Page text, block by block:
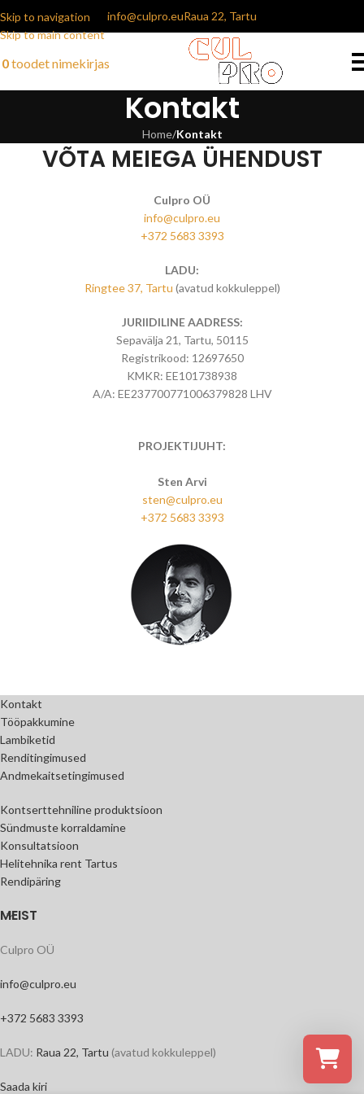
Skip to navigation
Skip to main content
info@culpro.euRaua 22, Tartu
0toodetnimekirjas
Kontakt
Home/Kontakt
VÕTA MEIEGA ÜHENDUST
Culpro OÜ
info@culpro.eu
+372 5683 3393
LADU:
Ringtee 37, Tartu (avatud kokkuleppel)
JURIIDILINE AADRESS:
Sepavälja 21, Tartu, 50115
Registrikood: 12697650
KMKR: EE101738938
A/A: EE237700771006379828 LHV
PROJEKTIJUHT:
Sten Arvi
sten@culpro.eu
+372 5683 3393
Kontakt
Tööpakkumine
Lambiketid
Renditingimused
Andmekaitsetingimused
Kontserttehniline produktsioon
Sündmuste korraldamine
Konsultatsioon
Helitehnika rent Tartus
Rendipäring
MEIST
Culpro OÜ
info@culpro.eu
+372 5683 3393
LADU: Raua 22, Tartu (avatud kokkuleppel)
Saada kiri